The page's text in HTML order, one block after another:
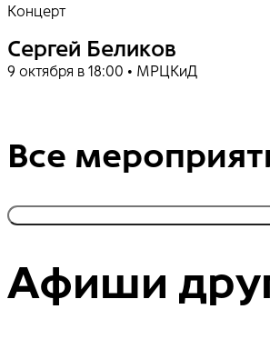
Концерт
Сергей Беликов
9 октября в 18:00 • МРЦКиД
Все
Афиши